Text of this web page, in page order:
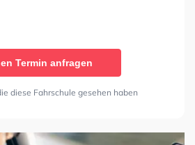
Termin anfragen
diese Fahrschule gesehen haben